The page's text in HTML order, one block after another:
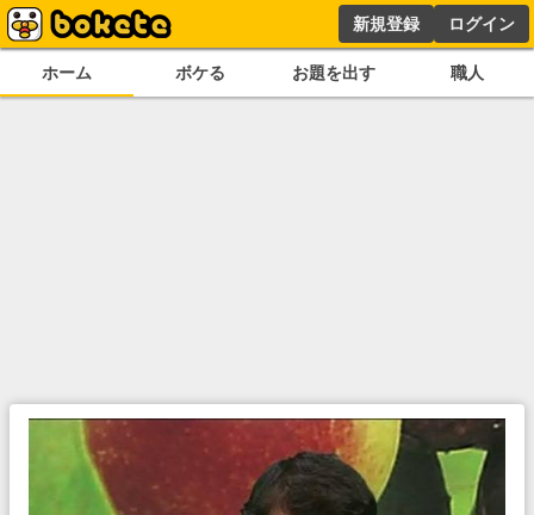
新規登録 ログイン
ホーム ボケる お題を出す 職人